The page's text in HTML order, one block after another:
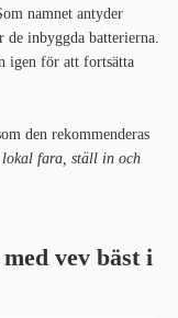
namnet antyder
de inbyggda batterierna.
igen för att fortsätta
den rekommenderas
fara, ställ in och
vev bäst i